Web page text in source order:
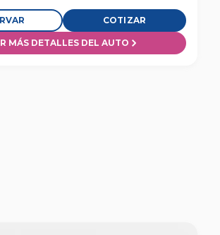
COTIZAR
MÁS DETALLES DEL AUTO